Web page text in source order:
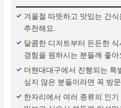
겨울철 따뜻하고 맛있는 간
추천해요.
달콤한 디저트부터 든든한
경험을 원하시는 분들께 좋아
더현대대구에서 진행되는 특
싶지 않은 분들이라면 꼭 방
한자리에서 여러 종류의 인